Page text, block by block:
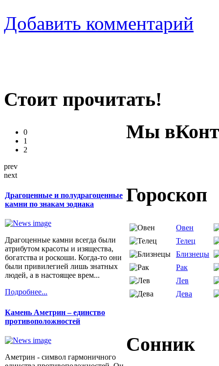
Добавить комментарий
Стоит прочитать!
0
1
2
prev
next
Драгоценные и полудрагоценные
камни по знакам зодиака
Драгоценные камни всегда были
атрибутом красоты и изящества,
богатства и роскоши. Когда-то они
были привилегией лишь знатных
людей, а в настоящее врем...
Подробнее...
Камень Аметрин – единство
противоположностей
Аметрин - символ гармоничного
Мы
Гороскоп
Овен
Телец
Близнецы
Рак
Лев
Дева
Сонник